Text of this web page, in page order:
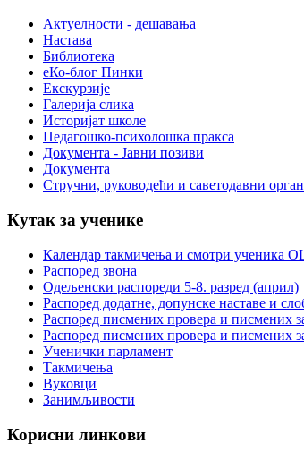
Актуелности - дешавања
Настава
Библиотека
еКо-блог Пинки
Екскурзије
Галерија слика
Историјат школе
Педагошко-психолошка пракса
Документа - Јавни позиви
Документа
Стручни, руководећи и саветодавни
Кутак за ученике
Календар такмичења и смотри ученика
Распоред звона
Одељенски распореди 5-8. разред (април)
Распоред додатне, допунске наставе и
Распоред писмених провера и писмених
Распоред писмених провера и писмених
Ученички парламент
Такмичења
Вуковци
Занимљивости
Корисни линкови